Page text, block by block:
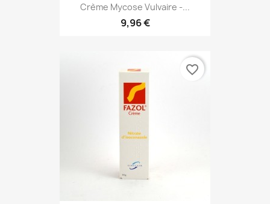
Crème Mycose Vulvaire -...
9,96 €
favorite_border